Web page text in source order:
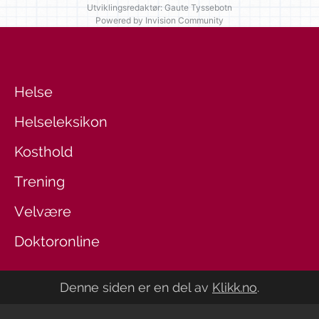
Utviklingsredaktør: Gaute Tyssebotn
Powered by Invision Community
Helse
Helseleksikon
Kosthold
Trening
Velvære
Doktoronline
Denne siden er en del av Klikk.no.